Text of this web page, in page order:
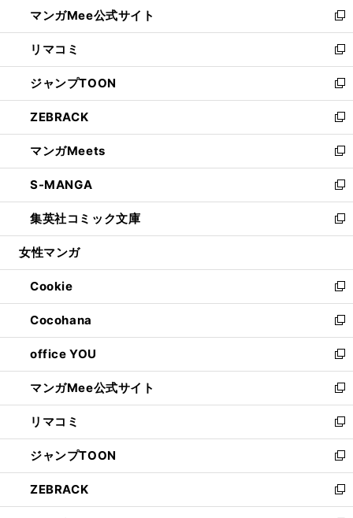
く
ド
ウ
で
開
く
ィ
ン
ド
ウ
で
開
く
い
ウ
ィ
ン
ド
ウ
で
開
く
マンガMee公式サイト
新
し
い
ウ
ィ
ン
ド
ウ
で
開
く
リマコミ
新
し
い
ウ
ィ
ン
ド
ウ
で
開
く
ジャンプTOON
新
し
い
ウ
ィ
ン
ド
ウ
で
開
ZEBRACK
新
し
い
ウ
ィ
ン
ド
ウ
開
く
マンガMeets
新
し
い
ウ
ィ
ン
ウ
で
開
く
S-MANGA
新
し
い
ウ
ン
ド
ウ
で
開
く
集英社コミック文庫
新
し
ウ
ィ
ン
ド
ウ
で
開
く
女性マンガ
Cookie
新
し
い
ウ
ィ
ン
ド
ウ
で
開
く
Cocohana
新
し
い
ウ
ィ
ン
ド
ウ
で
開
く
office YOU
新
し
い
ウ
ィ
ン
ド
ウ
で
開
マンガMee公式サイト
新
し
い
ウ
ィ
ン
ド
ウ
リマコミ
新
し
い
ウ
ィ
ン
ジャンプTOON
新
し
い
ウ
ZEBRACK
新
し